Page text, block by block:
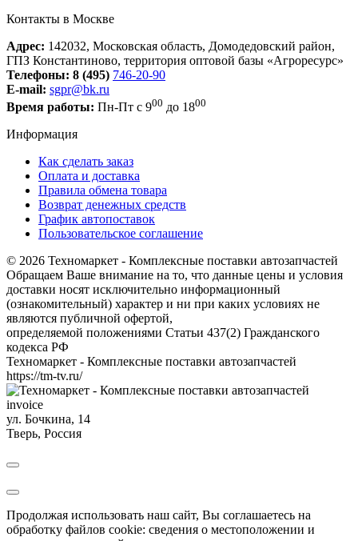
Контакты в Москве
Адрес: 142032, Московская область, Домодедовский район,
ГПЗ Константиново, территория оптовой базы «Агроресурс»
Телефоны: 8 (495) 746-20-90
E-mail: sgpr@bk.ru
Время работы: Пн-Пт с 900 до 1800
Информация
Как сделать заказ
Оплата и доставка
Правила обмена товара
Возврат денежных средств
График автопоставок
Пользовательское соглашение
© 2026 Техномаркет - Комплексные поставки автозапчастей
Обращаем Ваше внимание на то, что данные цены и условия
доставки носят исключительно информационный
(ознакомительный) характер и ни при каких условиях не
являются публичной офертой,
определяемой положениями Статьи 437(2) Гражданского
кодекса РФ
Техномаркет - Комплексные поставки автозапчастей
https://tm-tv.ru/
invoice
ул. Бочкина, 14
Тверь, Россия
Продолжая использовать наш сайт, Вы соглашаетесь на
обработку файлов cookie: сведения о местоположении и